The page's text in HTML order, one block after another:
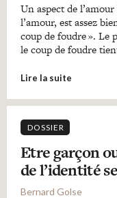
Un aspect de
l’amour, est assez
coup de foudre ». Le
le coup de foudre
Lire la suite
DOSSIER
Etre garçon
de l’identité
Bernard Golse